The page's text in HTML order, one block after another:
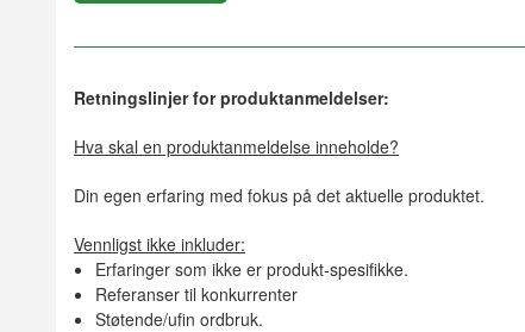
Retningslinjer for produktanmeldelser:
Hva skal en produktanmeldelse inneholde?
Din egen erfaring med fokus på det aktuelle produktet.
Vennligst ikke inkluder:
Erfaringer som ikke er produkt-spesifikke.
Referanser til konkurrenter
Støtende/ufin ordbruk.